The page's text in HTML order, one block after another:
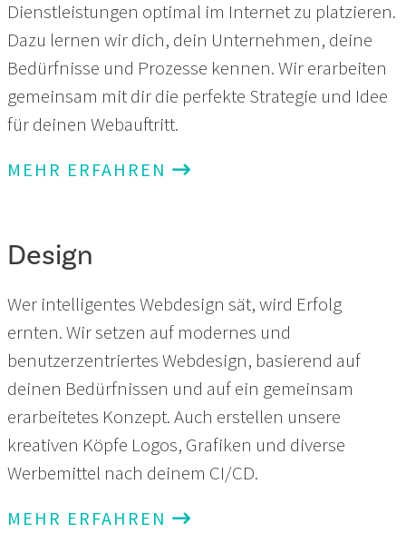
Dienstleistungen optimal im Internet zu platzieren.
Dazu lernen wir dich, dein Unternehmen, deine
Bedürfnisse und Prozesse kennen. Wir erarbeiten
gemeinsam mit dir die perfekte Strategie und Idee
für deinen Webauftritt.
MEHR ERFAHREN
Design
Wer intelligentes Webdesign sät, wird Erfolg
ernten. Wir setzen auf modernes und
benutzerzentriertes Webdesign, basierend auf
deinen Bedürfnissen und auf ein gemeinsam
erarbeitetes Konzept. Auch erstellen unsere
kreativen Köpfe Logos, Grafiken und diverse
Werbemittel nach deinem CI/CD.
MEHR ERFAHREN